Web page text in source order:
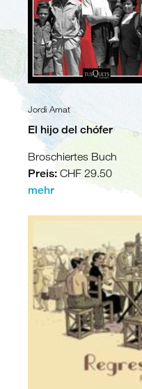
Tunesien
Libyen
Malta
Nördliche
Mittelmeerküste
Spanien
Frankreich
Italien
Balkan
Kroatien
Bosnien
und
Herzegowina
Albanien
Nordmazedonien
Jordi Amat
El hijo del chófer
Broschiertes Buch
Preis: CHF 29.50
mehr